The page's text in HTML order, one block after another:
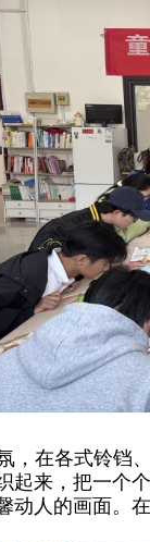
，在各式铃铛
起来，把一个
动人的画面。